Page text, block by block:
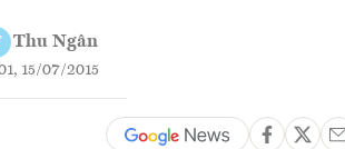
Thu Ngân
15/07/2015